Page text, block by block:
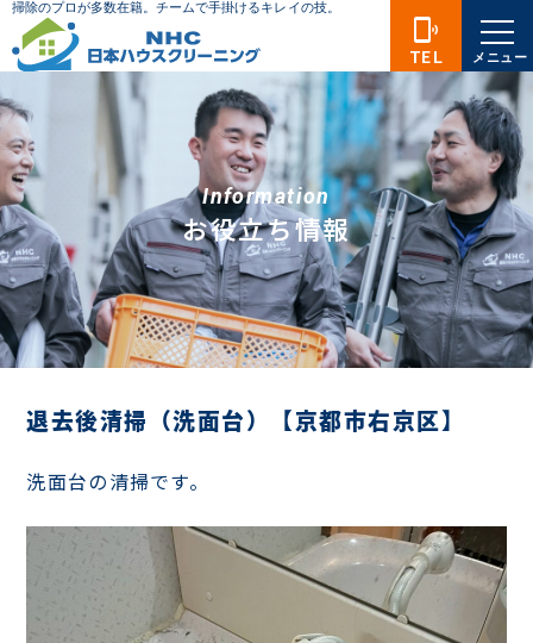
Information
お役立ち情報
退去後清掃（洗面台）【京都市右京区】
洗面台の清掃です。
phonelink_ring
TEL メニュー